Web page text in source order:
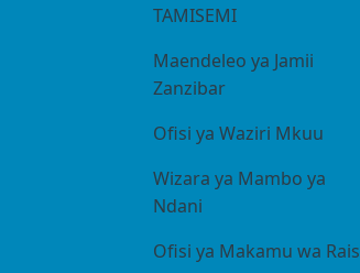
TAMISEMI
Maendeleo ya Jamii
Zanzibar
Ofisi ya Waziri Mkuu
Wizara ya Mambo ya
Ndani
Ofisi ya Makamu wa Rais